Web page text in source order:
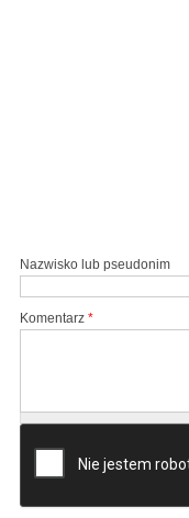
Nazwisko lub pseudonim
Komentarz *